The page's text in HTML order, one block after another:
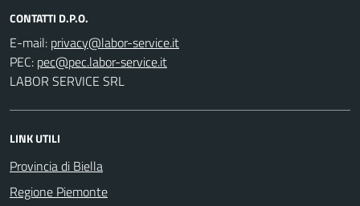
CONTATTI D.P.O.
E-mail:
PEC:
LABOR SERVICE SRL
LINK UTILI
Provincia di Biella
Regione Piemonte